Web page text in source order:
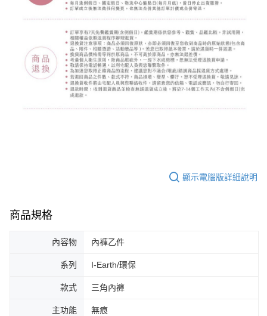
顯示電腦版詳細說明
商品規格
內容物 內褲乙件
系列 I-Earth/環保
款式 三角內褲
主功能 無痕